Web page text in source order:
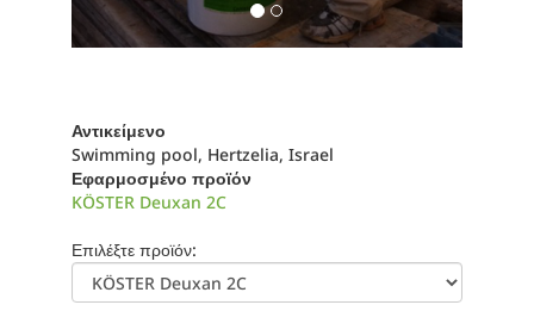
Αντικείμενο
Swimming pool, Hertzelia, Israel
Εφαρμοσμένο προϊόν
KÖSTER Deuxan 2C
Επιλέξτε προϊόν: